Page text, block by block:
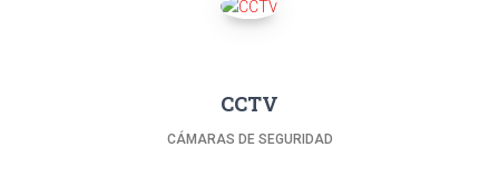
CCTV
CÁMARAS DE SEGURIDAD